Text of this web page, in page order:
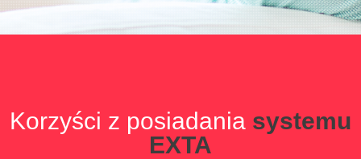
Korzyści z posiadania systemu
EXTA